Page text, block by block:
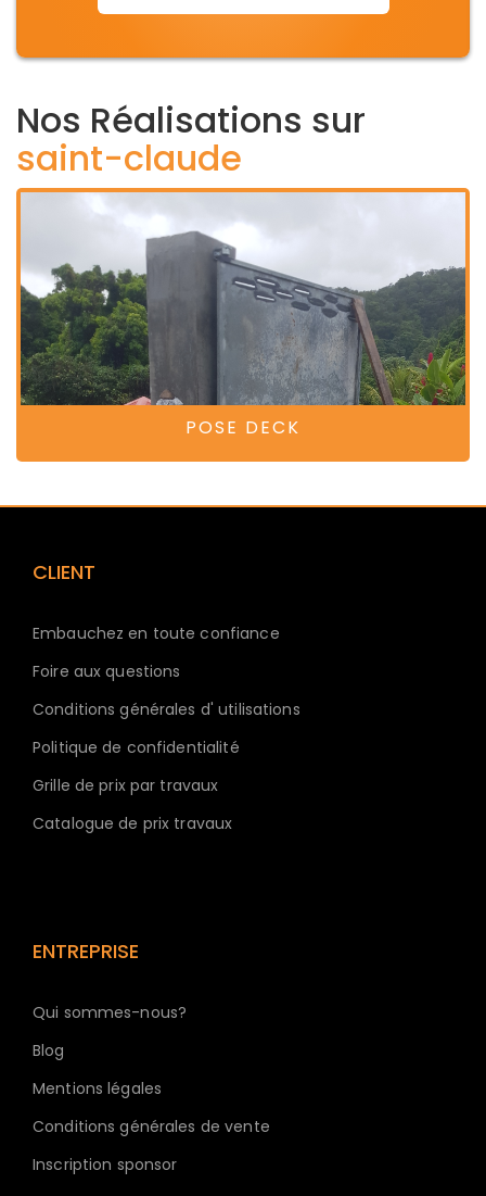
Nos Réalisations sur
saint-claude
POSE DECK
CLIENT
Embauchez en toute confiance
Foire aux questions
Conditions générales d' utilisations
Politique de confidentialité
Grille de prix par travaux
Catalogue de prix travaux
ENTREPRISE
Qui sommes-nous?
Blog
Mentions légales
Conditions générales de vente
Inscription sponsor